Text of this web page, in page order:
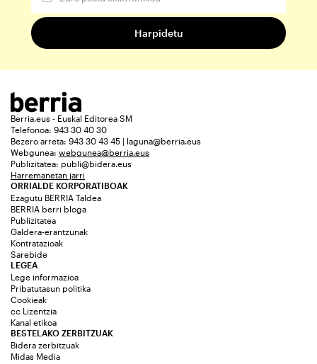
Berria.eus - Euskal Editorea SM
Telefonoa: 943 30 40 30
Bezero arreta: 943 30 43 45 | laguna@berria.eus
Webgunea: webgunea@berria.eus
Publizitatea: publi@bidera.eus
Harremanetan jarri
ORRIALDE KORPORATIBOAK
Ezagutu BERRIA Taldea
BERRIA berri bloga
Publizitatea
Galdera-erantzunak
Kontratazioak
Sarebide
LEGEA
Lege informazioa
Pribatutasun politika
Cookieak
cc Lizentzia
Kanal etikoa
BESTELAKO ZERBITZUAK
Bidera zerbitzuak
Midas Media